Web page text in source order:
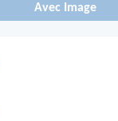
Avec Image